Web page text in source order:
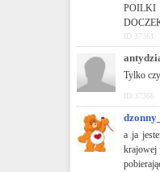
POILKI
ID:37361
Tylko
ID:37366
a ja
krajowej